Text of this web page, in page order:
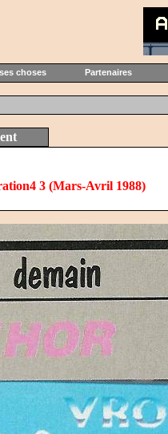
choses Partenaires
3 (Mars-Avril 1988)